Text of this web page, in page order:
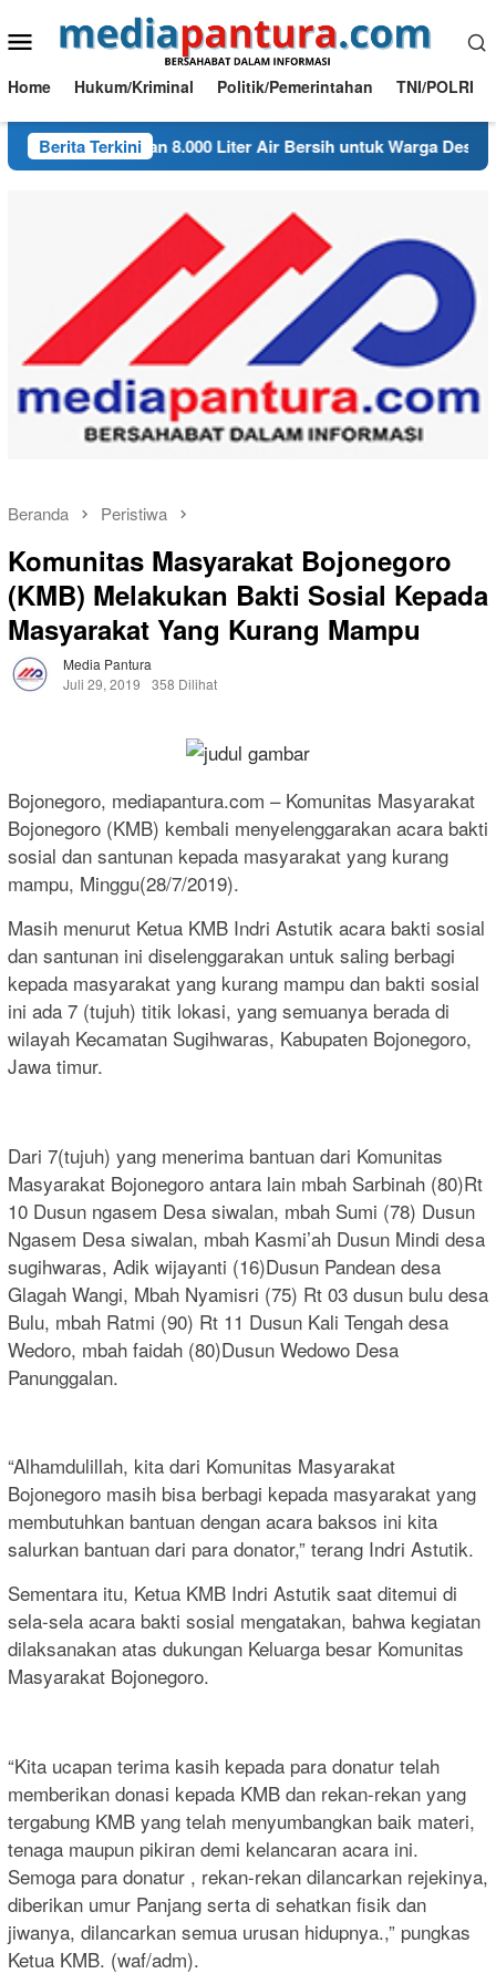
ke
Menu
Mobile
Home Hukum/Kriminal Politik/Pemerintahan TNI/POLRI
Berita Terkini
Salurkan 8.000 Liter Air Bersih untuk Warga Desa Bondol
Beranda Peristiwa
Komunitas Masyarakat Bojonegoro
(KMB) Melakukan Bakti Sosial Kepada
Masyarakat Yang Kurang Mampu
Media Pantura
Juli 29, 2019
358 Dilihat
Bojonegoro, mediapantura.com – Komunitas Masyarakat
Bojonegoro (KMB) kembali menyelenggarakan acara bakti
sosial dan santunan kepada masyarakat yang kurang
mampu, Minggu(28/7/2019).
Masih menurut Ketua KMB Indri Astutik acara bakti sosial
dan santunan ini diselenggarakan untuk saling berbagi
kepada masyarakat yang kurang mampu dan bakti sosial
ini ada 7 (tujuh) titik lokasi, yang semuanya berada di
wilayah Kecamatan Sugihwaras, Kabupaten Bojonegoro,
Jawa timur.
Dari 7(tujuh) yang menerima bantuan dari Komunitas
Masyarakat Bojonegoro antara lain mbah Sarbinah (80)Rt
10 Dusun ngasem Desa siwalan, mbah Sumi (78) Dusun
Ngasem Desa siwalan, mbah Kasmi’ah Dusun Mindi desa
sugihwaras, Adik wijayanti (16)Dusun Pandean desa
Glagah Wangi, Mbah Nyamisri (75) Rt 03 dusun bulu desa
Bulu, mbah Ratmi (90) Rt 11 Dusun Kali Tengah desa
Wedoro, mbah faidah (80)Dusun Wedowo Desa
Panunggalan.
“Alhamdulillah, kita dari Komunitas Masyarakat
Bojonegoro masih bisa berbagi kepada masyarakat yang
membutuhkan bantuan dengan acara baksos ini kita
salurkan bantuan dari para donator,” terang Indri Astutik.
Sementara itu, Ketua KMB Indri Astutik saat ditemui di
sela-sela acara bakti sosial mengatakan, bahwa kegiatan
dilaksanakan atas dukungan Keluarga besar Komunitas
Masyarakat Bojonegoro.
“Kita ucapan terima kasih kepada para donatur telah
memberikan donasi kepada KMB dan rekan-rekan yang
tergabung KMB yang telah menyumbangkan baik materi,
tenaga maupun pikiran demi kelancaran acara ini.
Semoga para donatur , rekan-rekan dilancarkan rejekinya,
diberikan umur Panjang serta di sehatkan fisik dan
jiwanya, dilancarkan semua urusan hidupnya.,” pungkas
Ketua KMB. (waf/adm).